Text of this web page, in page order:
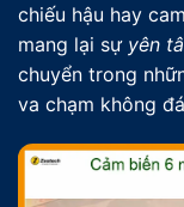
chiếu hậu hay
mang lại sự yên
chuyển trong
va chạm không